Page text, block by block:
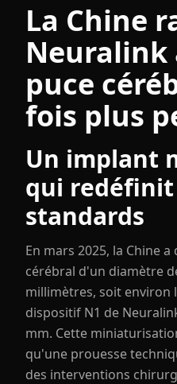
La Chine
Neuralink
puce
fois plus
Un implant
qui redéfinit
standards
En mars 2025, la Chine
cérébral d'un diamètre
millimètres, soit environ
dispositif N1 de
mm. Cette
qu'une prouesse
des interventions